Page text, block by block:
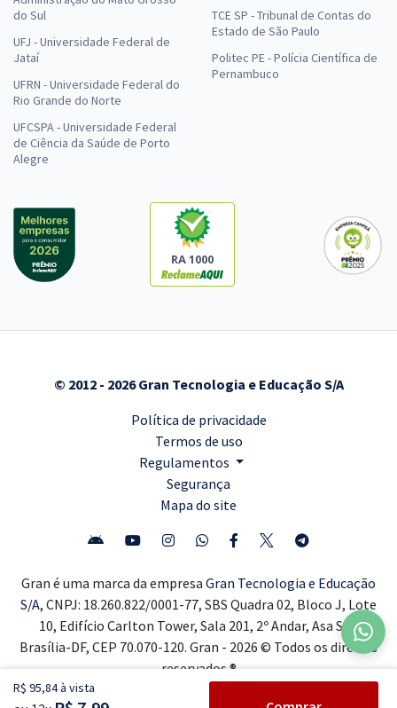
R$ 95,84 à vista
do Sul
UFJ - Universidade Federal de
Jataí
UFRN - Universidade Federal do
Rio Grande do Norte
UFCSPA - Universidade Federal
de Ciência da Saúde de Porto
Alegre
TCE SP - Tribunal de Contas do
Estado de São Paulo
Politec PE - Polícia Científica de
Pernambuco
RA 1000
© 2012 - 2026 Gran Tecnologia e Educação S/A
Política de privacidade
Termos de uso
Regulamentos
Segurança
Mapa do site
Gran é uma marca da empresa Gran Tecnologia e Educação
S/A, CNPJ: 18.260.822/0001-77, SBS Quadra 02, Bloco J, Lote
10, Edifício Carlton Tower, Sala 201, 2º Andar, Asa Sul,
Brasília-DF, CEP 70.070-120. Gran - 2026 © Todos os direitos
reservados ®